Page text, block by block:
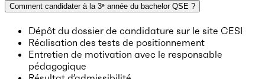
Comment candidater à la 3ᵉ année du bachelor QSE ?
Dépôt du dossier de candidature sur le site CESI
Réalisation des tests de positionnement
Entretien de motivation avec le responsable
pédagogique